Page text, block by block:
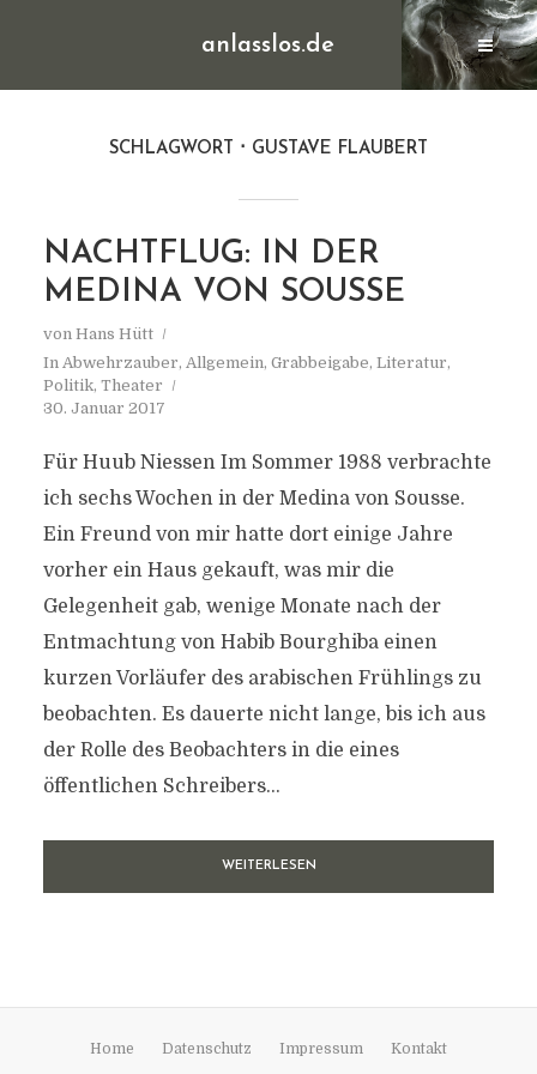
anlasslos.de
SCHLAGWORT GUSTAVE FLAUBERT
NACHTFLUG: IN DER
MEDINA VON SOUSSE
von Hans Hütt
In Abwehrzauber, Allgemein, Grabbeigabe, Literatur,
Politik, Theater
30. Januar 2017
Für Huub Niessen Im Sommer 1988 verbrachte
ich sechs Wochen in der Medina von Sousse.
Ein Freund von mir hatte dort einige Jahre
vorher ein Haus gekauft, was mir die
Gelegenheit gab, wenige Monate nach der
Entmachtung von Habib Bourghiba einen
kurzen Vorläufer des arabischen Frühlings zu
beobachten. Es dauerte nicht lange, bis ich aus
der Rolle des Beobachters in die eines
öffentlichen Schreibers...
WEITERLESEN
Home Datenschutz Impressum Kontakt